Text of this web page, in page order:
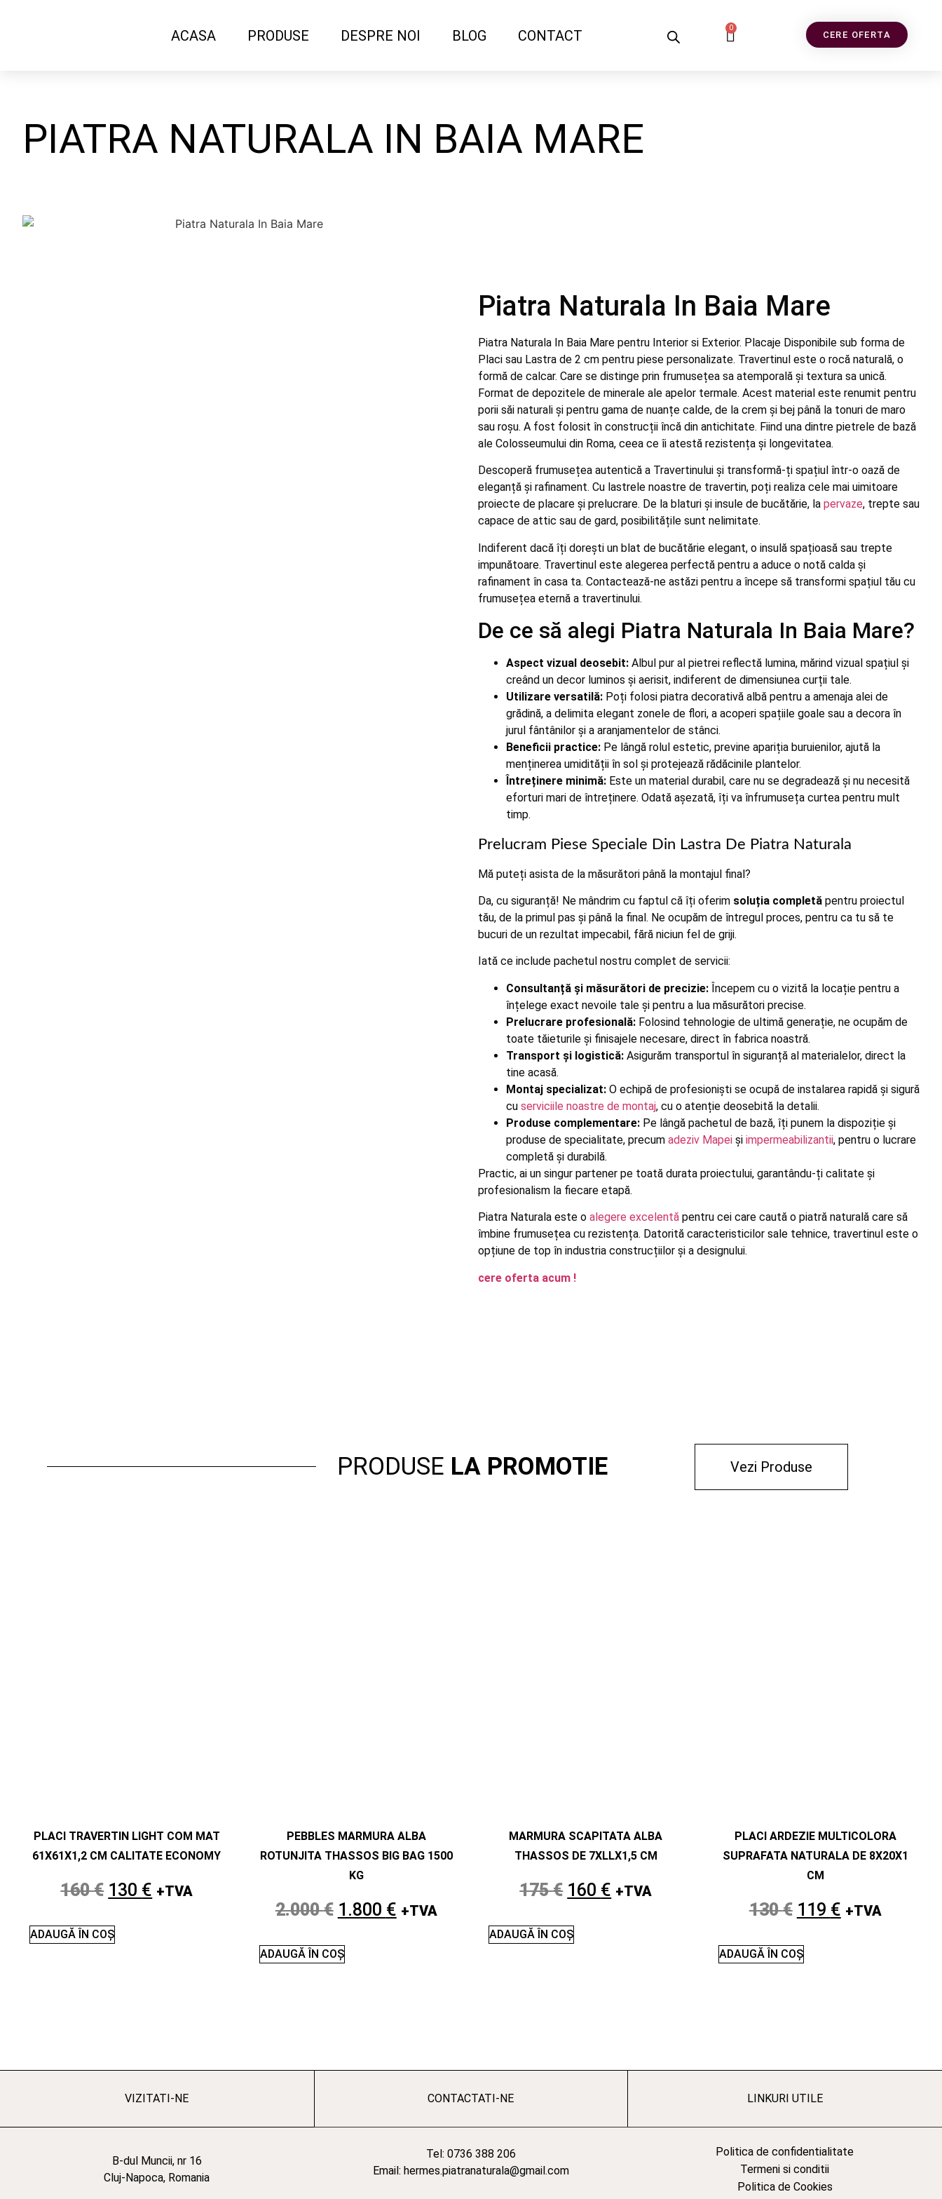
ACASA PRODUSE DESPRE NOI BLOG CONTACT 0
CERE OFERTA
PIATRA NATURALA IN BAIA MARE
Piatra Naturala In Baia Mare
Piatra Naturala In Baia Mare pentru Interior si Exterior. Placaje Disponibile sub forma de
Placi sau Lastra de 2 cm pentru piese personalizate. Travertinul este o rocă naturală, o
formă de calcar. Care se distinge prin frumusețea sa atemporală și textura sa unică.
Format de depozitele de minerale ale apelor termale. Acest material este renumit pentru
porii săi naturali și pentru gama de nuanțe calde, de la crem și bej până la tonuri de maro
sau roșu. A fost folosit în construcții încă din antichitate. Fiind una dintre pietrele de bază
ale Colosseumului din Roma, ceea ce îi atestă rezistența și longevitatea.
Descoperă frumusețea autentică a Travertinului și transformă-ți spațiul într-o oază de
eleganță și rafinament. Cu lastrele noastre de travertin, poți realiza cele mai uimitoare
proiecte de placare și prelucrare. De la blaturi și insule de bucătărie, la pervaze, trepte sau
capace de attic sau de gard, posibilitățile sunt nelimitate.
Indiferent dacă îți dorești un blat de bucătărie elegant, o insulă spațioasă sau trepte
impunătoare. Travertinul este alegerea perfectă pentru a aduce o notă calda și
rafinament în casa ta. Contactează-ne astăzi pentru a începe să transformi spațiul tău cu
frumusețea eternă a travertinului.
De ce să alegi Piatra Naturala In Baia Mare?
Aspect vizual deosebit: Albul pur al pietrei reflectă lumina, mărind vizual spațiul și
creând un decor luminos și aerisit, indiferent de dimensiunea curții tale.
Utilizare versatilă: Poți folosi piatra decorativă albă pentru a amenaja alei de
grădină, a delimita elegant zonele de flori, a acoperi spațiile goale sau a decora în
jurul fântânilor și a aranjamentelor de stânci.
Beneficii practice: Pe lângă rolul estetic, previne apariția buruienilor, ajută la
menținerea umidității în sol și protejează rădăcinile plantelor.
Întreținere minimă: Este un material durabil, care nu se degradează și nu necesită
eforturi mari de întreținere. Odată așezată, îți va înfrumuseța curtea pentru mult
timp.
Prelucram Piese Speciale Din Lastra De Piatra Naturala
Mă puteți asista de la măsurători până la montajul final?
Da, cu siguranță! Ne mândrim cu faptul că îți oferim soluția completă pentru proiectul
tău, de la primul pas și până la final. Ne ocupăm de întregul proces, pentru ca tu să te
bucuri de un rezultat impecabil, fără niciun fel de griji.
Iată ce include pachetul nostru complet de servicii:
Consultanță și măsurători de precizie: Începem cu o vizită la locație pentru a
înțelege exact nevoile tale și pentru a lua măsurători precise.
Prelucrare profesională: Folosind tehnologie de ultimă generație, ne ocupăm de
toate tăieturile și finisajele necesare, direct în fabrica noastră.
Transport și logistică: Asigurăm transportul în siguranță al materialelor, direct la
tine acasă.
Montaj specializat: O echipă de profesioniști se ocupă de instalarea rapidă și sigură
cu serviciile noastre de montaj, cu o atenție deosebită la detalii.
Produse complementare: Pe lângă pachetul de bază, îți punem la dispoziție și
produse de specialitate, precum adeziv Mapei și impermeabilizantii, pentru o lucrare
completă și durabilă.
Practic, ai un singur partener pe toată durata proiectului, garantându-ți calitate și
profesionalism la fiecare etapă.
Piatra Naturala este o alegere excelentă pentru cei care caută o piatră naturală care să
îmbine frumusețea cu rezistența. Datorită caracteristicilor sale tehnice, travertinul este o
opțiune de top în industria construcțiilor și a designului.
cere oferta acum !
PRODUSE LA PROMOTIE Vezi Produse
PLACI TRAVERTIN LIGHT COM MAT
61X61X1,2 CM CALITATE ECONOMY
160€ 130 € +TVA
ADAUGĂ ÎN COȘ
PEBBLES MARMURA ALBA
ROTUNJITA THASSOS BIG BAG 1500
KG
2.000€ 1.800 € +TVA
ADAUGĂ ÎN COȘ
MARMURA SCAPITATA ALBA
THASSOS DE 7XLLX1,5 CM
175€ 160 € +TVA
ADAUGĂ ÎN COȘ
PLACI ARDEZIE MULTICOLORA
SUPRAFATA NATURALA DE 8X20X1
CM
130€ 119 € +TVA
ADAUGĂ ÎN COȘ
VIZITATI-NE
B-dul Muncii, nr 16
Cluj-Napoca, Romania
CONTACTATI-NE
Tel: 0736 388 206
Email: hermes.piatranaturala@gmail.com
LINKURI UTILE
Politica de confidentialitate
Termeni si conditii
Politica de Cookies